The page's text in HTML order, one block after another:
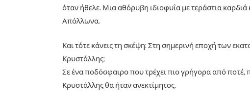
όταν ήθελε. Μια αθόρυβη ιδιοφυΐα με τεράστια
Απόλλωνα.
Και τότε κάνεις τη σκέψη: Στη σημερινή εποχή των
Κρυστάλλης;
Σε ένα ποδόσφαιρο που τρέχει πιο γρήγορα από ποτέ,
Κρυστάλλης θα ήταν ανεκτίμητος.